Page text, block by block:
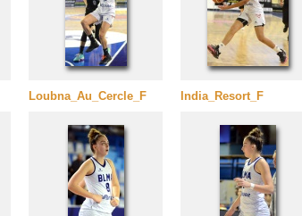
Loubna_Au_Cercle_F India_Resort_F